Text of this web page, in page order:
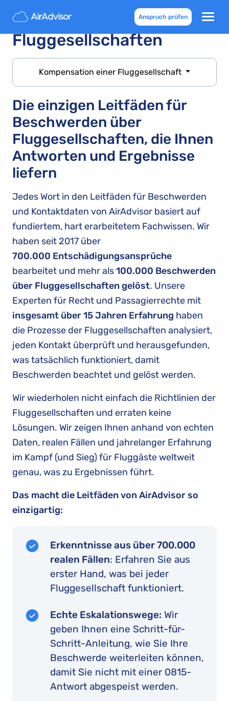
Anspruch prüfen
Beschwerden bei
Fluggesellschaften
Kompensation einer Fluggesellschaft
Die einzigen Leitfäden für
Beschwerden über
Fluggesellschaften, die Ihnen
Antworten und Ergebnisse
liefern
Jedes Wort in den Leitfäden für Beschwerden
und Kontaktdaten von AirAdvisor basiert auf
fundiertem, hart erarbeitetem Fachwissen. Wir
haben seit 2017 über
700.000 Entschädigungsansprüche
bearbeitet und mehr als100.000 Beschwerden
über Fluggesellschaften gelöst. Unsere
Experten für Recht und Passagierrechte mit
insgesamt über 15 Jahren Erfahrung haben
die Prozesse der Fluggesellschaften analysiert,
jeden Kontakt überprüft und herausgefunden,
was tatsächlich funktioniert, damit
Beschwerden beachtet und gelöst werden.
Wir wiederholen nicht einfach die Richtlinien der
Fluggesellschaften und erraten keine
Lösungen. Wir zeigen Ihnen anhand von echten
Daten, realen Fällen und jahrelanger Erfahrung
im Kampf (und Sieg) für Fluggäste weltweit
genau, was zu Ergebnissen führt.
Das macht die Leitfäden von AirAdvisor so
einzigartig:
Erkenntnisse aus über 700.000
realen Fällen: Erfahren Sie aus
erster Hand, was bei jeder
Fluggesellschaft funktioniert.
Echte Eskalationswege: Wir
geben Ihnen eine Schritt-für-
Schritt-Anleitung, wie Sie Ihre
Beschwerde weiterleiten können,
damit Sie nicht mit einer 0815-
Antwort abgespeist werden.